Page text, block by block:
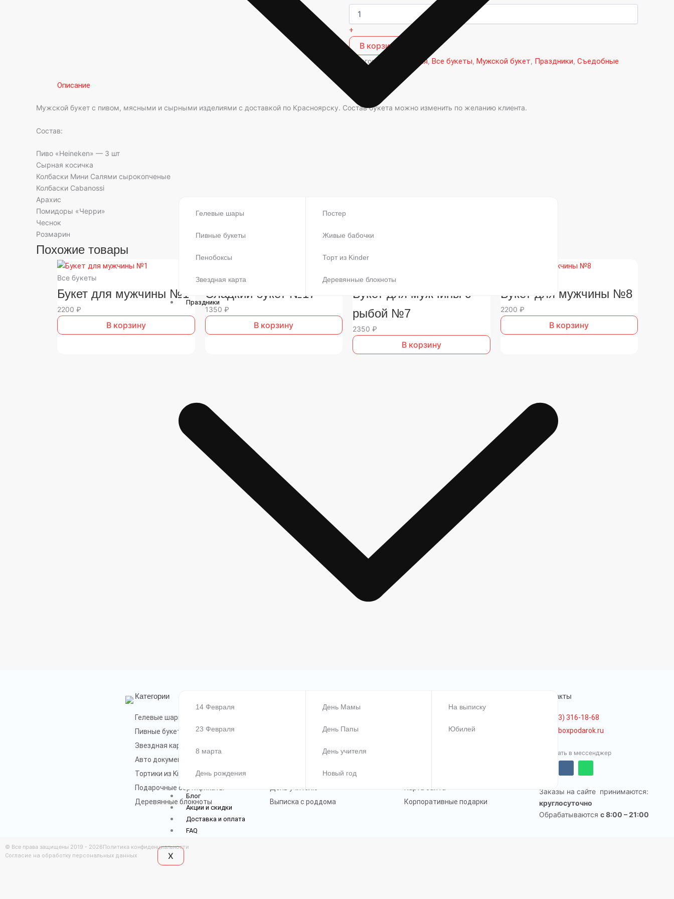
Гелевые шары
Пивные букеты
Пенобоксы
Звездная карта
Постер
Живые бабочки
Торт из Kinder
Деревянные блокноты
Праздники
14 Февраля
23 Февраля
8 марта
День рождения
День Мамы
День Папы
День учителя
Новый год
На выписку
Юбилей
Блог
Акции и скидки
Доставка и оплата
FAQ
X
+
В корзину
Категорий: 23 февраля, Все букеты, Мужской букет, Праздники, Съедобные
Описание
Мужской букет с пивом, мясными и сырными изделиями с доставкой по Красноярску. Состав букета можно изменить по желанию клиента.
Состав:
Пиво «Heineken» — 3 шт
Сырная косичка
Колбаски Мини Салями сырокопченые
Колбаски Cabanossi
Арахис
Помидоры «Черри»
Чеснок
Розмарин
Похожие товары
Все букеты
Букет для мужчины №1
2200 ₽
В корзину
Все букеты
Сладкий букет №17
1350 ₽
В корзину
Все букеты
Букет для мужчины с
рыбой №7
2350 ₽
В корзину
Букет для мужчины №8
2200 ₽
В корзину
Категории
Гелевые шары
Пивные букеты
Звездная карта
Авто документы
Тортики из Kinder
Подарочные сертификаты
Деревянные блокноты
День рождения
Выписка с роддома
Корпоративные подарки
Контакты
+7(923) 316-18-68
info@boxpodarok.ru
Написать в мессенджер
e
g
r
a
k
h
t
s
a
p
Заказы на сайте принимаются:
круглосуточно
Обрабатываютсяc 8:00 – 21:00
© Все права защищены 2019 - 2026Политика конфиденциальности
Согласие на обработку персональных данных